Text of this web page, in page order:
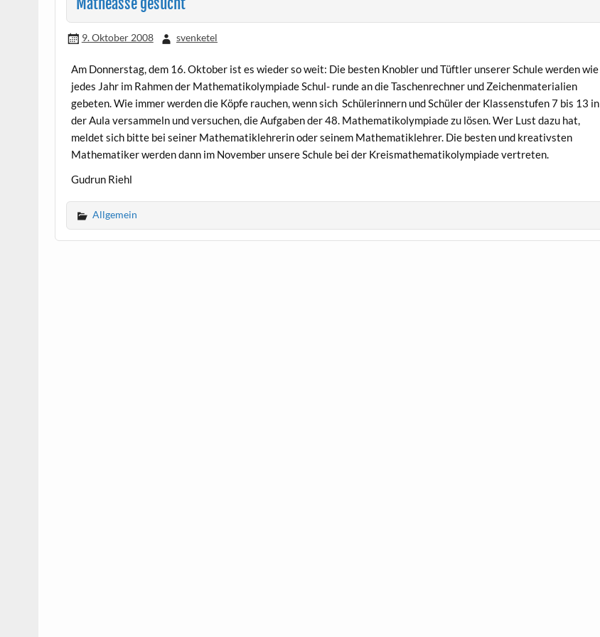
9. Oktober 2008 svenketel
Am Donnerstag, dem 16. Oktober ist es wieder so weit: Die besten Knobler und Tüftler unserer Schule werden wie
jedes Jahr im Rahmen der Mathematikolympiade Schul- runde an die Taschenrechner und Zeichenmaterialien
gebeten. Wie immer werden die Köpfe rauchen, wenn sich Schülerinnern und Schüler der Klassenstufen 7 bis 13 in
der Aula versammeln und versuchen, die Aufgaben der 48. Mathematikolympiade zu lösen. Wer Lust dazu hat,
meldet sich bitte bei seiner Mathematiklehrerin oder seinem Mathematiklehrer. Die besten und kreativsten
Mathematiker werden dann im November unsere Schule bei der Kreismathematikolympiade vertreten.
Gudrun Riehl
Allgemein